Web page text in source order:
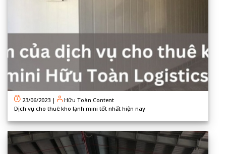
23/06/2023 |
Hữu Toàn Content
Dịch vụ cho thuê kho lạnh mini tốt nhất hiện nay